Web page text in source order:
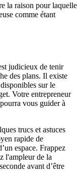
la raison pour laquelle
comme étant
judicieux de tenir
des plans. Il existe
sur le
Votre entrepreneur
vous guider à
trucs et astuces
rapide de
espace. Frappez
l'ampleur de la
avant d’être